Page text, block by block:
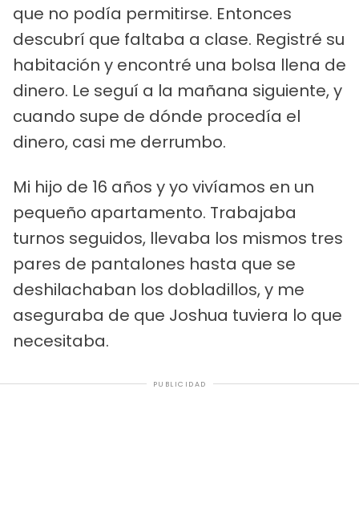
que no podía permitirse. Entonces
descubrí que faltaba a clase. Registré su
habitación y encontré una bolsa llena de
dinero. Le seguí a la mañana siguiente, y
cuando supe de dónde procedía el
dinero, casi me derrumbo.
Mi hijo de 16 años y yo vivíamos en un
pequeño apartamento. Trabajaba
turnos seguidos, llevaba los mismos tres
pares de pantalones hasta que se
deshilachaban los dobladillos, y me
aseguraba de que Joshua tuviera lo que
necesitaba.
PUBLICIDAD